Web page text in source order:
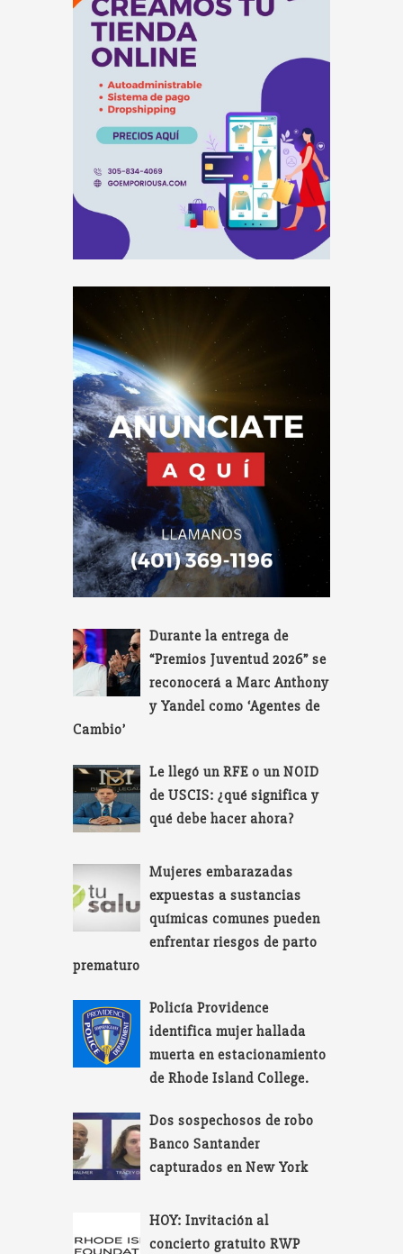
Durante la entrega de
“Premios Juventud 2026” se
reconocerá a Marc Anthony
y Yandel como ‘Agentes de
Cambio’
Le llegó un RFE o un NOID
de USCIS: ¿qué significa y
qué debe hacer ahora?
Mujeres embarazadas
expuestas a sustancias
químicas comunes pueden
enfrentar riesgos de parto
prematuro
Policía Providence
identifica mujer hallada
muerta en estacionamiento
de Rhode Island College.
Dos sospechosos de robo
Banco Santander
capturados en New York
HOY: Invitación al
concierto gratuito RWP